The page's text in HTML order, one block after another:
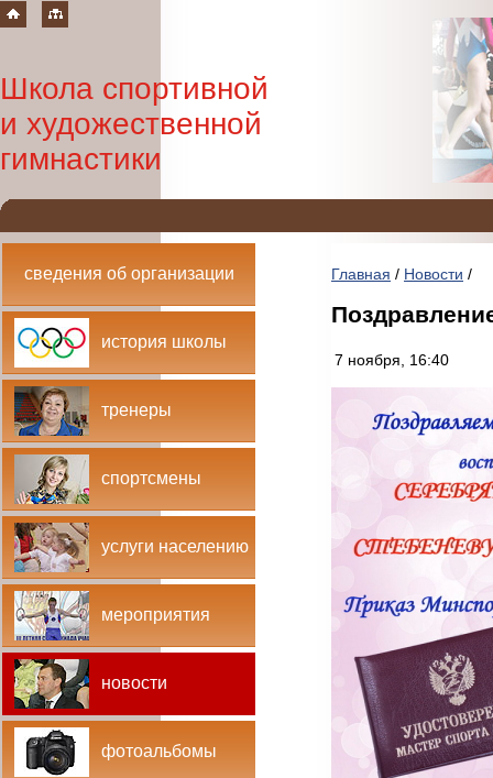
Школа спортивной
и художественной
гимнастики
сведения об организации
история школы
тренеры
спортсмены
услуги населению
мероприятия
новости
фотоальбомы
Главная / Новости /
7 ноября, 16:40